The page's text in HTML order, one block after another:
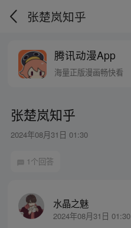
张楚岚知乎
腾讯动漫App
海量正版漫画畅快看
张楚岚知乎
2024年08月31日 01:30
1个回答
水晶之魅
2024年08月31日 01:30